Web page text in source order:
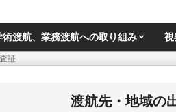
術渡航、業務渡航への取り組み
証
渡航先・地域の